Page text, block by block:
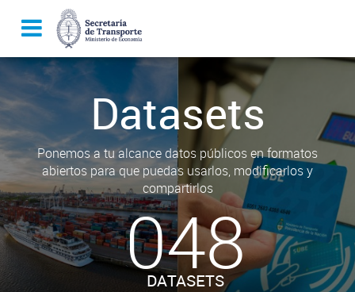
Datasets
Ponemos a tu alcance datos públicos en formatos
abiertos para que puedas usarlos, modificarlos y
compartirlos
048
DATASETS